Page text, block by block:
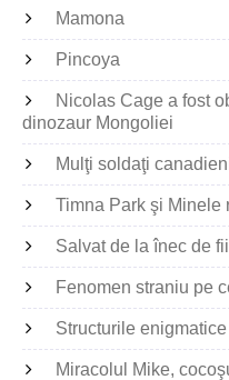
Mamona
Pincoya
Nicolas Cage a fost
dinozaur Mongoliei
Mulţi soldaţi
Timna Park şi Minele
Salvat de la înec de
Fenomen straniu pe
Structurile
Miracolul Mike,